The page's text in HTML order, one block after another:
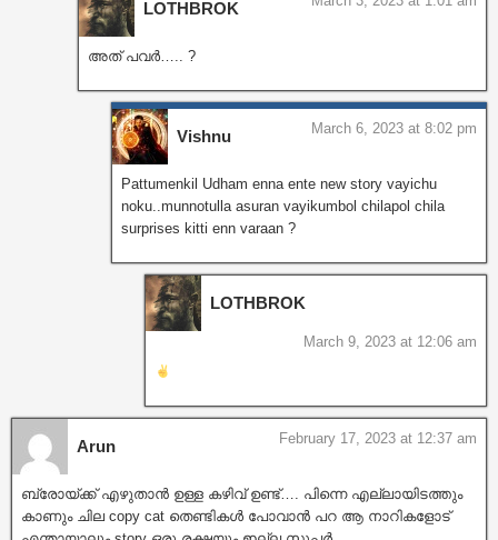
LOTHBROK
അത് പവർ….. ?
Vishnu March 6, 2023 at 8:02 pm
Pattumenkil Udham enna ente new story vayichu
noku..munnotulla asuran vayikumbol chilapol chila
surprises kitti enn varaan ?
LOTHBROK
March 9, 2023 at 12:06 am
Arun February 17, 2023 at 12:37 am
ബ്രോയ്ക്ക് എഴുതാൻ ഉള്ള കഴിവ് ഉണ്ട്…. പിന്നെ എല്ലായിടത്തും
കാണും ചില copy cat തെണ്ടികൾ പോവാൻ പറ ആ നാറികളോട്